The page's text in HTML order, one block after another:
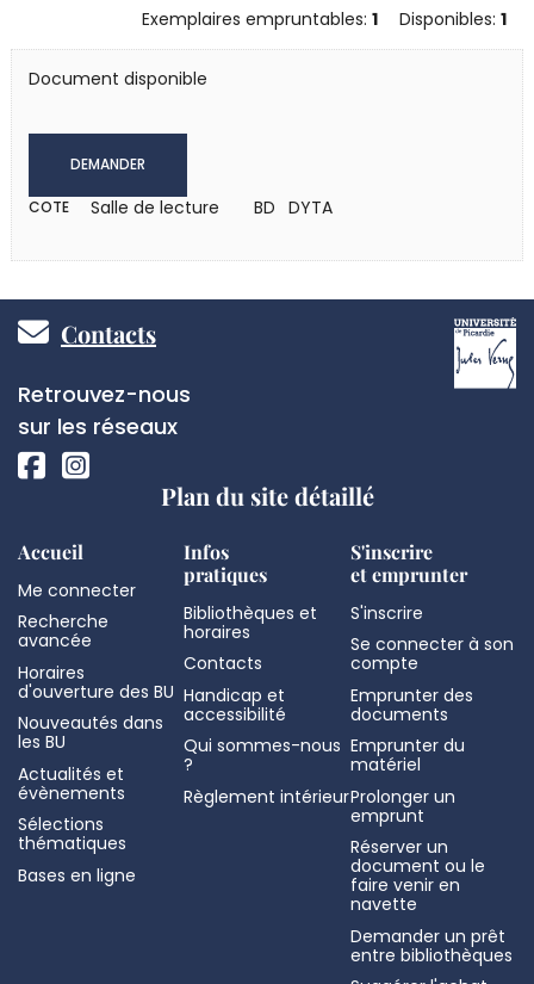
Exemplaires empruntables:1 Disponibles:1
Document disponible
DEMANDER
COTE Salle de lecture BD DYTA
Pied
de
page
Contacts
Réseaux
sociaux
Retrouvez-nous
sur les réseaux
Plan du site détaillé
Accueil
Me connecter
Recherche
avancée
Horaires
d'ouverture des BU
Nouveautés dans
les BU
Actualités et
évènements
Sélections
thématiques
Bases en ligne
Infos
pratiques
Bibliothèques et
horaires
Contacts
Handicap et
accessibilité
Qui sommes-nous
?
Règlement intérieur
S'inscrire
et emprunter
S'inscrire
Se connecter à son
compte
Emprunter des
documents
Emprunter du
matériel
Prolonger un
emprunt
Réserver un
document ou le
faire venir en
navette
Demander un prêt
entre bibliothèques